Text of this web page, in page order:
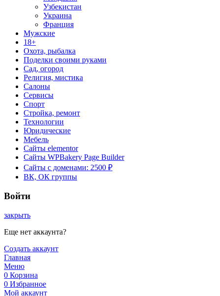
Узбекистан
Украина
Франция
Мужские
18+
Охота, рыбалка
Поделки своими руками
Сад, огород
Религия, мистика
Салоны
Сервисы
Спорт
Стройка, ремонт
Технологии
Юридические
Мебель
Сайты elementor
Сайты WPBakery Page Builder
Сайты с доменами: 2500 ₽
ВК, ОК группы
Войти
закрыть
Еще нет аккаунта?
Создать аккаунт
Главная
Меню
0 Корзина
0 Избранное
Мой аккаунт